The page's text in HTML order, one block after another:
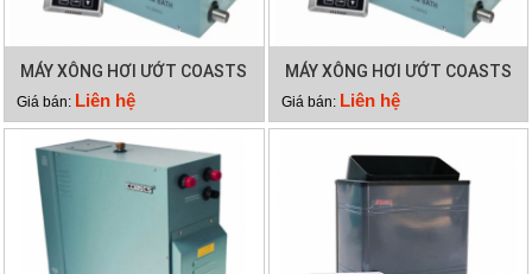
MÁY XÔNG HƠI ƯỚT COASTS
KSA 90
Giá bán: Liên hệ
MÁY XÔNG HƠI ƯỚT COASTS
KSA 60
Giá bán: Liên hệ